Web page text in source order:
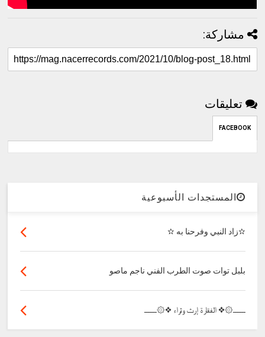
مشاركة:
تعليقات
FACEBOOK
المستجدات الأسبوعية
✫زاد النبي وفرحنا به ✫
بلبل توات صوت الطرب الفني ناجم ماصو
ـــــــ۞❖ الفقارة إرث وثراء ❖۞ـــــــ